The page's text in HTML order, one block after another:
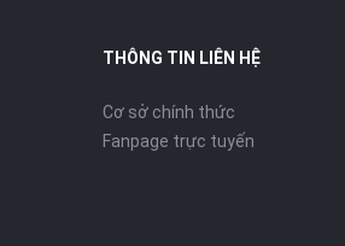
THÔNG TIN LIÊN HỆ
Cơ sở chính thức
Fanpage trực tuyến